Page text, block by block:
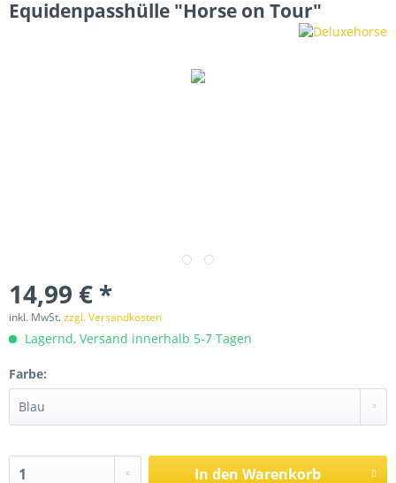
Equidenpasshülle "Horse on Tour"
14,99 € *
inkl. MwSt.zzgl. Versandkosten
Lagernd, Versand innerhalb 5-7 Tagen
Farbe:
In den Warenkorb